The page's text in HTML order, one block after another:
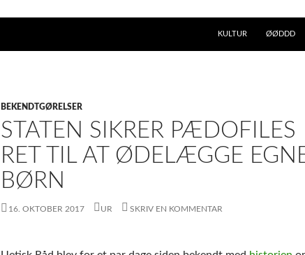
KULTUR ØØDDD
BEKENDTGØRELSER
STATEN SIKRER PÆDOFILES
RET TIL AT ØDELÆGGE
BØRN
16. OKTOBER 2017 UR SKRIV EN KOMMENTAR